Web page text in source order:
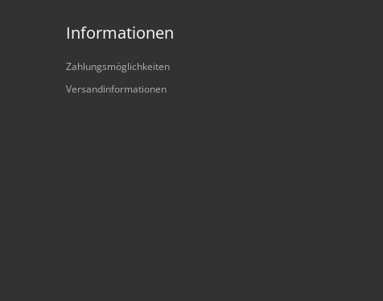
Informationen
Zahlungsmöglichkeiten
Versandinformationen